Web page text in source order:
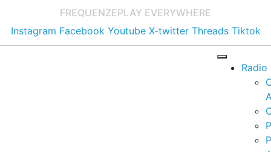
FREQUENZEPLAY EVERYWHERE
Instagram Facebook Youtube X-twitter Threads Tiktok
Radio